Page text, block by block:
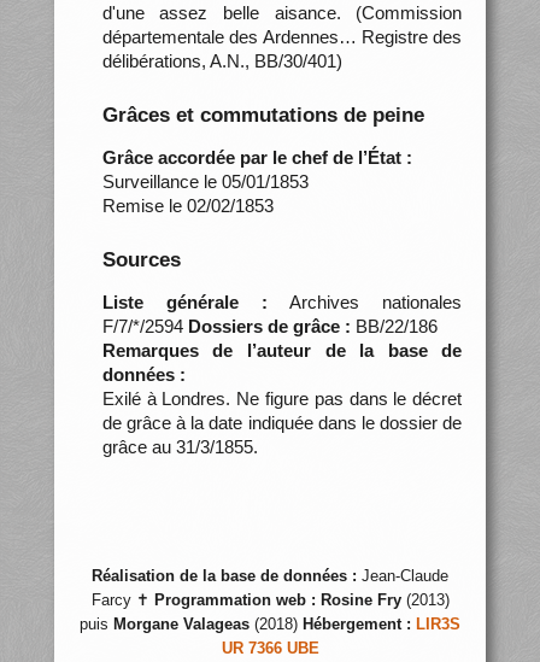
d'une assez belle aisance. (Commission
départementale des Ardennes… Registre des
délibérations, A.N., BB/30/401)
Grâces et commutations de peine
Grâce accordée par le chef de l’État :
Surveillance le 05/01/1853
Remise le 02/02/1853
Sources
Liste générale : Archives nationales
F/7/*/2594 Dossiers de grâce : BB/22/186
Remarques de l’auteur de la base de
données :
Exilé à Londres. Ne figure pas dans le décret
de grâce à la date indiquée dans le dossier de
grâce au 31/3/1855.
Réalisation de la base de données : Jean-Claude
Farcy ✝ Programmation web : Rosine Fry(2013)
puis Morgane Valageas (2018) Hébergement : LIR3S
UR 7366 UBE